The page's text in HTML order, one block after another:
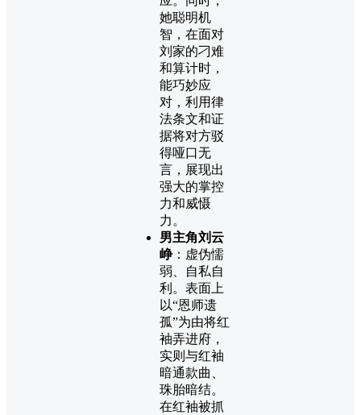
她聪明机
智，在面对
刘家的刁难
和算计时，
能巧妙应
对，利用律
法条文和证
据将对方驳
得哑口无
言，展现出
强大的掌控
力和威慑
力。
男主角刘云
峥：虚伪懦
弱、自私自
利。表面上
以“恩师遗
孤”为由将红
袖弄进府，
实则与红袖
暗通款曲、
珠胎暗结。
在红袖被抓